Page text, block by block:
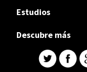
Estudios
Descubre más